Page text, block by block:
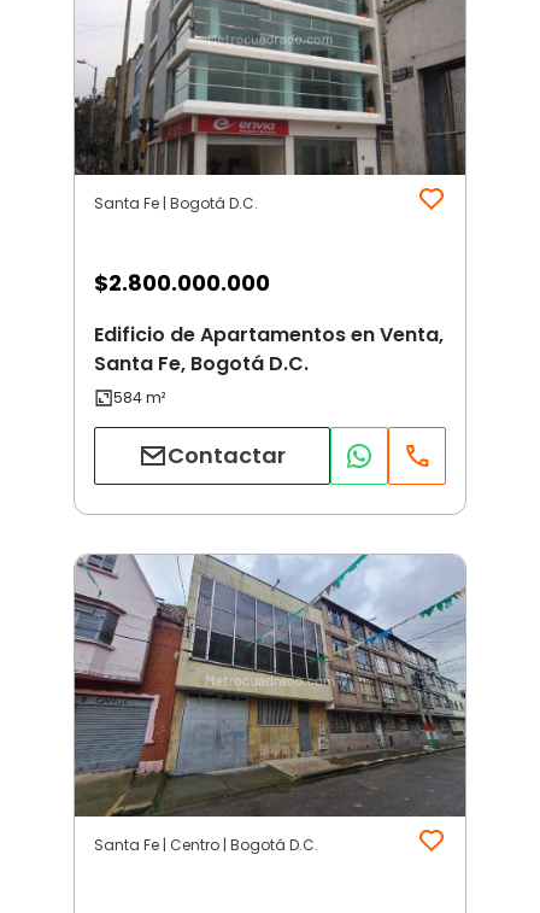
Santa Fe | Bogotá D.C.
$2.800.000.000
Edificio de Apartamentos en Venta,
Santa Fe, Bogotá D.C.
Contactar
Santa Fe | Centro | Bogotá D.C.